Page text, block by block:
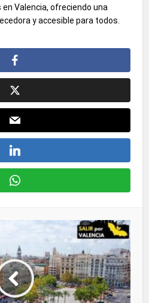
Valencia, ofreciendo una
y accesible para todos.